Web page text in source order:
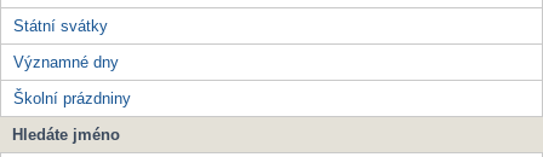
Státní svátky
Významné dny
Školní prázdniny
Hledáte jméno